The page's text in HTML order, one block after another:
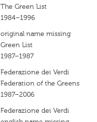
The Green List
1984–1996
original name missing
Green List
1987–1987
Federazione dei Verdi
Federation of the Greens
1987–2006
Federazione dei Verdi